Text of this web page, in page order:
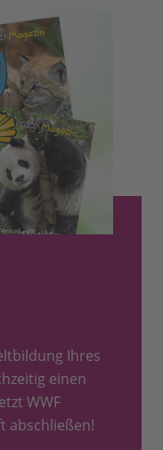
Ihres
einen
WWF
abschließen!